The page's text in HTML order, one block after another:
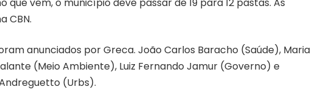
CBN.
anunciados por Greca. João Carlos Baracho (Saúde), Maria
(Meio Ambiente), Luiz Fernando Jamur (Governo) e
(Urbs).